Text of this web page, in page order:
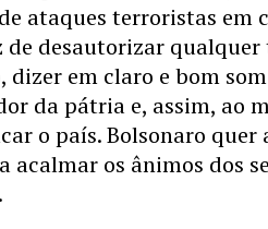
ataques terroristas em
desautorizar qualquer
dizer em claro e bom
da pátria e, assim, ao
o país. Bolsonaro quer
acalmar os ânimos dos